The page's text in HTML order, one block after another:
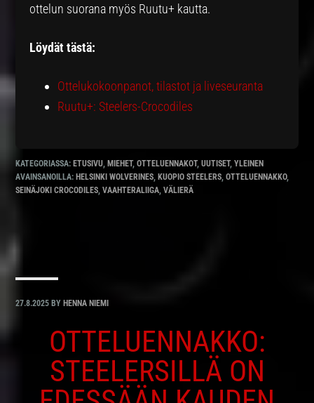
ottelun suorana myös Ruutu+ kautta.
Löydät tästä:
Ottelukokoonpanot, tilastot ja liveseuranta
Ruutu+: Steelers-Crocodiles
KATEGORIASSA:ETUSIVU ,MIEHET,OTTELUENNAKOT,UUTISET,YLEINEN
AVAINSANOILLA:HELSINKI WOLVERINES ,KUOPIO STEELERS ,OTTELUENNAKKO,
SEINÄJOKI CROCODILES ,VAAHTERALIIGA ,VÄLIERÄ
27.8.2025 BYHENNA NIEMI
OTTELUENNAKKO:
STEELERSILLÄ ON